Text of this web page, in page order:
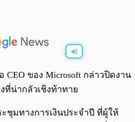
/ 0:00
CEO ของ Microsoft กล่าวปิดงาน
งที่น่ากลัวเชิงท้าทาย
ชุมทางการเงินประจำปี ที่ผู้ให้